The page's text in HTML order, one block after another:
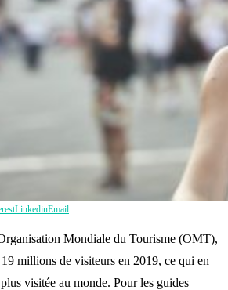
LinkedinEmail
Mondiale du Tourisme (OMT),
millions de visiteurs en 2019, ce qui en
visitée au monde. Pour les guides